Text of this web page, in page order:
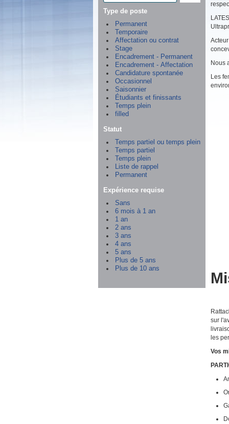
Type de poste
Permanent
Temporaire
Affectation ou contrat
Stage
Encadrement - Permanent
Encadrement - Affectation
Candidature spontanée
Occasionnel
Saisonnier
Étudiants et finissants
Temps plein
filled
Statut
Temps partiel ou temps plein
Temps partiel
Temps plein
Liste de rappel
Permanent
Expérience requise
Sans
6 mois à 1 an
1 an
2 ans
3 ans
4 ans
5 ans
Plus de 5 ans
Plus de 10 ans
Nous
Les
sur
les
Vos